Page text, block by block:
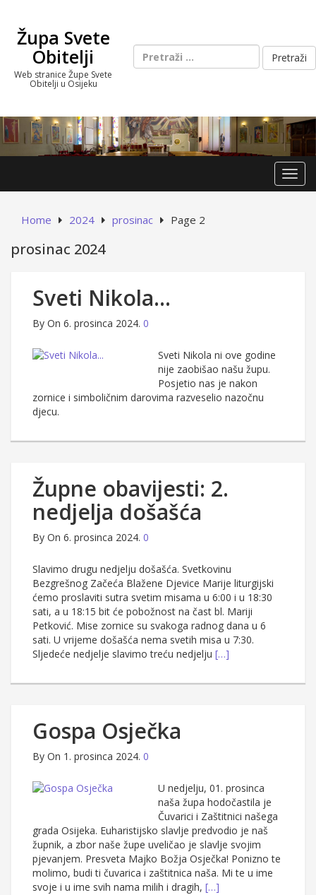
contentŽupa Svete
Obitelji
Web stranice Župe Svete
Obitelji u Osijeku
Pretraži:
Home 2024 prosinac Page 2
prosinac 2024
Sveti Nikola…
By On 6. prosinca 2024. 0
Sveti Nikola ni ove godine
nije zaobišao našu župu.
Posjetio nas je nakon
zornice i simboličnim darovima razveselio nazočnu
djecu.
Župne obavijesti: 2.
nedjelja došašća
By On 6. prosinca 2024. 0
Slavimo drugu nedjelju došašća. Svetkovinu
Bezgrešnog Začeća Blažene Djevice Marije liturgijski
ćemo proslaviti sutra svetim misama u 6:00 i u 18:30
sati, a u 18:15 bit će pobožnost na čast bl. Mariji
Petković. Mise zornice su svakoga radnog dana u 6
sati. U vrijeme došašća nema svetih misa u 7:30.
Sljedeće nedjelje slavimo treću nedjelju […]
Gospa Osječka
By On 1. prosinca 2024. 0
U nedjelju, 01. prosinca
naša župa hodočastila je
Čuvarici i Zaštitnici našega
grada Osijeka. Euharistijsko slavlje predvodio je naš
župnik, a zbor naše župe uveličao je slavlje svojim
pjevanjem. Presveta Majko Božja Osječka! Ponizno te
molimo, budi ti čuvarica i zaštitnica naša. Mi te u ime
svoje i u ime svih nama milih i dragih, […]